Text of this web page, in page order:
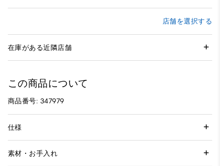
店舗を選択する
在庫がある近隣店舗
この商品について
商品番号: 347979
仕様
素材・お手入れ